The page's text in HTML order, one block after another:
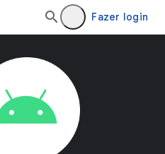
Fazer login